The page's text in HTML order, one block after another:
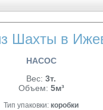
Шахты в
НАСОС
Вес: 3т.
Объем: 5м³
Тип упаковки: коробки